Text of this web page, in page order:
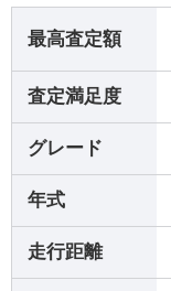
最高査定額
査定満足度
グレード
年式
走行距離